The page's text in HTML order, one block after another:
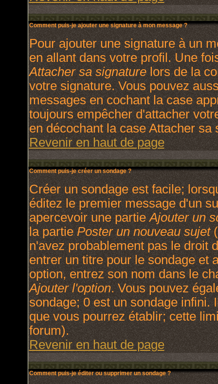
Comment puis-je ajouter une signature à mon message ?
Pour ajouter une signature à un
en allant dans votre profil. Une
Attacher sa signaturelors de la
votre signature. Vous pouvez
messages en cochant la case
toujours empêcher d'attacher
en décochant la case Attacher
Revenir en haut de page
Comment puis-je créer un sondage ?
Créer un sondage est facile;
éditez le premier message d'un
apercevoir une partieAjouter un
la partiePoster un nouveau sujet
n'avez probablement pas le droit
entrer un titre pour le sondage et
option, entrez son nom dans le
Ajouter l'option. Vous pouvez
sondage; 0 est un sondage infini.
que vous pourrez établir; cette
forum).
Revenir en haut de page
Comment puis-je éditer ou supprimer un sondage ?